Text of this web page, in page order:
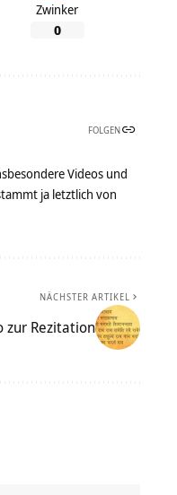
Zwinker
0
FOLGEN
Videos und
ja letztlich von
NÄCHSTER ARTIKEL
zur Rezitation